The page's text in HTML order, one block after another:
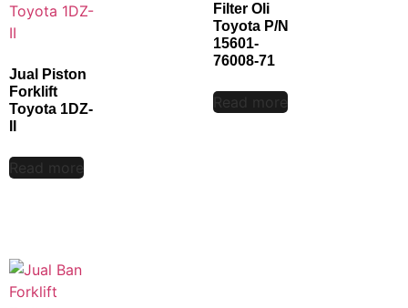
Jual Piston
Forklift
Toyota 1DZ-
Read more
Filter Oli
Toyota P/N
15601-
76008-71
Read more